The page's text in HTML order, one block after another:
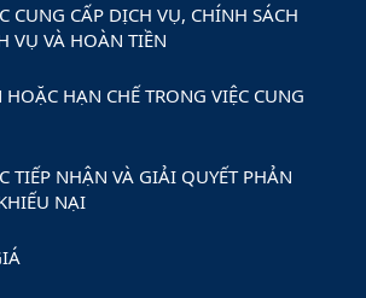
CUNG CẤP DỊCH VỤ, CHÍNH SÁCH
VỤ VÀ HOÀN TIỀN
HẠN CHẾ TRONG VIỆC CUNG
TIẾP NHẬN VÀ GIẢI QUYẾT PHẢN
NẠI